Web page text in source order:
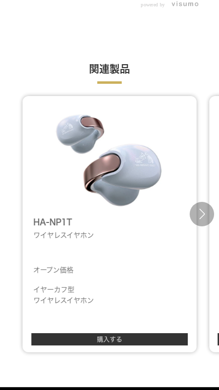
powered by
関連製品
HA-NP1T
ワイヤレスイヤホン
オープン価格
イヤーカフ型
ワイヤレスイヤホン
購入する